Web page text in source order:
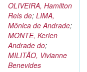
OLIVEIRA, Hamilton
Reis de; LIMA,
Mônica de Andrade;
MONTE, Kerlen
Andrade do;
MILITÃO, Vivianne
Benevides